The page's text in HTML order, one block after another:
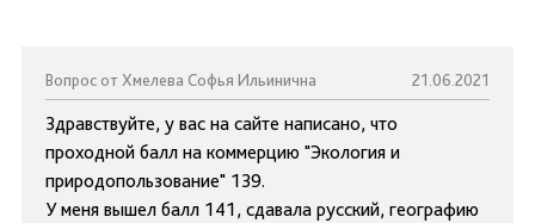
Вопрос от Хмелева Софья Ильинична 21.06.2021
Здравствуйте, у вас на сайте написано, что
проходной балл на коммерцию "Экология и
природопользование" 139.
У меня вышел балл 141, сдавала русский, географию